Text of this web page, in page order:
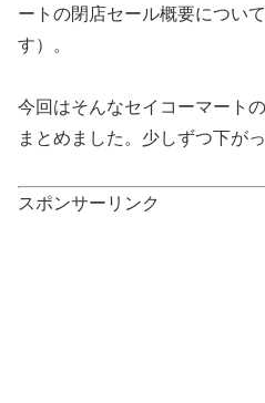
ートの閉店セール概要につい
す）。
今回はそんなセイコーマート
まとめました。少しずつ下が
スポンサーリンク